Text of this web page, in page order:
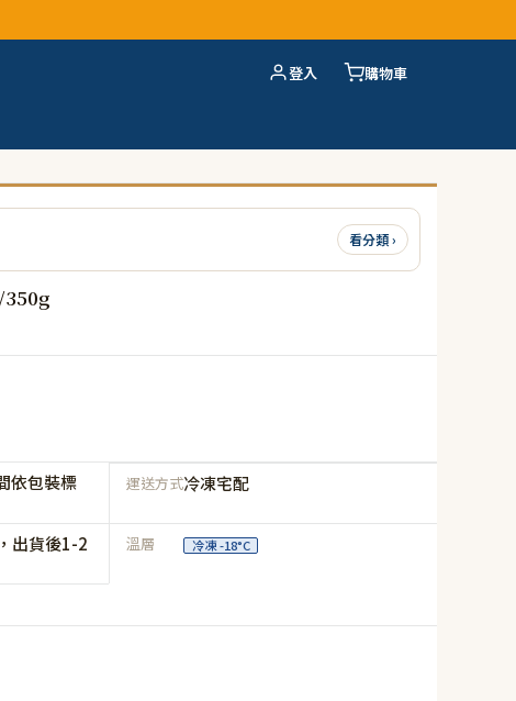
登入 購物車
看分類 ›
350g
依包裝標
運送方式冷凍宅配
出貨後1-2
溫層 冷凍 -18°C